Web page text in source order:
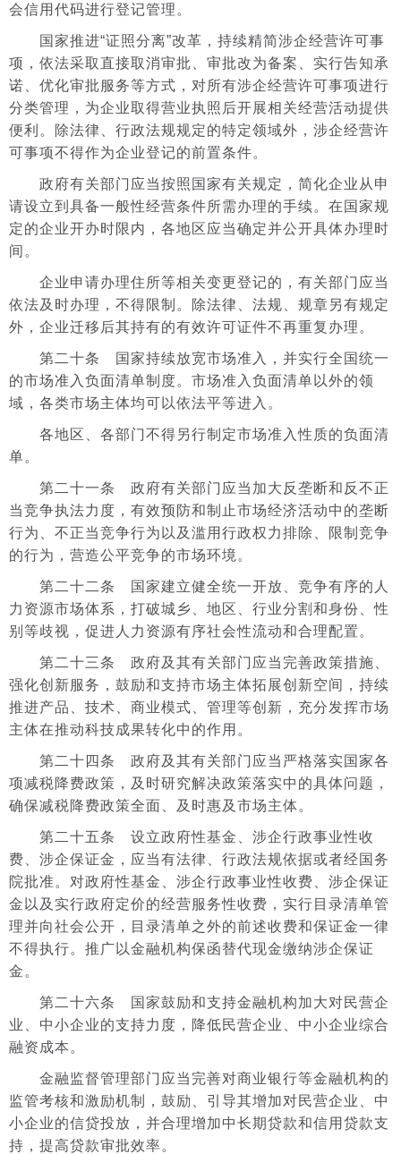
会信用代码进行登记管理。
国家推进“证照分离”改革，持续精简涉企经营许可事
项，依法采取直接取消审批、审批改为备案、实行告知承
诺、优化审批服务等方式，对所有涉企经营许可事项进行
分类管理，为企业取得营业执照后开展相关经营活动提供
便利。除法律、行政法规规定的特定领域外，涉企经营许
可事项不得作为企业登记的前置条件。
政府有关部门应当按照国家有关规定，简化企业从申
请设立到具备一般性经营条件所需办理的手续。在国家规
定的企业开办时限内，各地区应当确定并公开具体办理时
间。
企业申请办理住所等相关变更登记的，有关部门应当
依法及时办理，不得限制。除法律、法规、规章另有规定
外，企业迁移后其持有的有效许可证件不再重复办理。
第二十条 国家持续放宽市场准入，并实行全国统一
的市场准入负面清单制度。市场准入负面清单以外的领
域，各类市场主体均可以依法平等进入。
各地区、各部门不得另行制定市场准入性质的负面清
单。
第二十一条 政府有关部门应当加大反垄断和反不正
当竞争执法力度，有效预防和制止市场经济活动中的垄断
行为、不正当竞争行为以及滥用行政权力排除、限制竞争
的行为，营造公平竞争的市场环境。
第二十二条 国家建立健全统一开放、竞争有序的人
力资源市场体系，打破城乡、地区、行业分割和身份、性
别等歧视，促进人力资源有序社会性流动和合理配置。
第二十三条 政府及其有关部门应当完善政策措施、
强化创新服务，鼓励和支持市场主体拓展创新空间，持续
推进产品、技术、商业模式、管理等创新，充分发挥市场
主体在推动科技成果转化中的作用。
第二十四条 政府及其有关部门应当严格落实国家各
项减税降费政策，及时研究解决政策落实中的具体问题，
确保减税降费政策全面、及时惠及市场主体。
第二十五条 设立政府性基金、涉企行政事业性收
费、涉企保证金，应当有法律、行政法规依据或者经国务
院批准。对政府性基金、涉企行政事业性收费、涉企保证
金以及实行政府定价的经营服务性收费，实行目录清单管
理并向社会公开，目录清单之外的前述收费和保证金一律
不得执行。推广以金融机构保函替代现金缴纳涉企保证
金。
第二十六条 国家鼓励和支持金融机构加大对民营企
业、中小企业的支持力度，降低民营企业、中小企业综合
融资成本。
金融监督管理部门应当完善对商业银行等金融机构的
监管考核和激励机制，鼓励、引导其增加对民营企业、中
小企业的信贷投放，并合理增加中长期贷款和信用贷款支
持，提高贷款审批效率。